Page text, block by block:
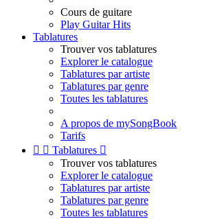
Cours de guitare
Play Guitar Hits
Tablatures
Trouver vos tablatures
Explorer le catalogue
Tablatures par artiste
Tablatures par genre
Toutes les tablatures
A propos de mySongBook
Tarifs
  Tablatures 
Trouver vos tablatures
Explorer le catalogue
Tablatures par artiste
Tablatures par genre
Toutes les tablatures